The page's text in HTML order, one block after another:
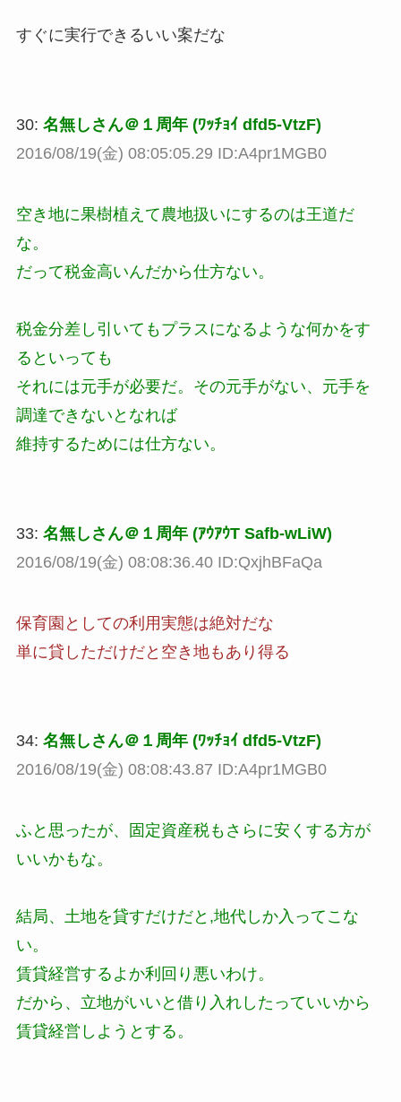
すぐに実行できるいい案だな
30: 名無しさん＠１周年 (ﾜｯﾁｮｲ dfd5-VtzF)
2016/08/19(金) 08:05:05.29 ID:A4pr1MGB0
空き地に果樹植えて農地扱いにするのは王道だ
な。
だって税金高いんだから仕方ない。
税金分差し引いてもプラスになるような何かをす
るといっても
それには元手が必要だ。その元手がない、元手を
調達できないとなれば
維持するためには仕方ない。
33: 名無しさん＠１周年 (ｱｳｱｳT Safb-wLiW)
2016/08/19(金) 08:08:36.40 ID:QxjhBFaQa
保育園としての利用実態は絶対だな
単に貸しただけだと空き地もあり得る
34: 名無しさん＠１周年 (ﾜｯﾁｮｲ dfd5-VtzF)
2016/08/19(金) 08:08:43.87 ID:A4pr1MGB0
ふと思ったが、固定資産税もさらに安くする方が
いいかもな。
結局、土地を貸すだけだと,地代しか入ってこな
い。
賃貸経営するよか利回り悪いわけ。
だから、立地がいいと借り入れしたっていいから
賃貸経営しようとする。